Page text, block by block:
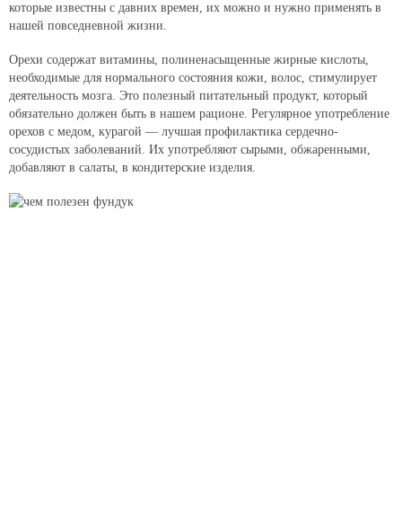
которые известны с давних времен, их можно и нужно применять в
нашей повседневной жизни.
Орехи содержат витамины, полиненасыщенные жирные кислоты,
необходимые для нормального состояния кожи, волос, стимулирует
деятельность мозга. Это полезный питательный продукт, который
обязательно должен быть в нашем рационе. Регулярное употребление
орехов с медом, курагой — лучшая профилактика сердечно-
сосудистых заболеваний. Их употребляют сырыми, обжаренными,
добавляют в салаты, в кондитерские изделия.